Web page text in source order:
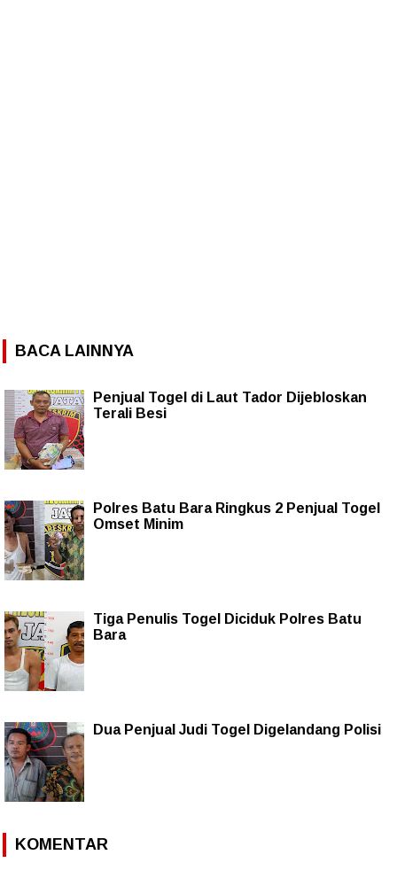
BACA LAINNYA
Penjual Togel di Laut Tador Dijebloskan
Terali Besi
Polres Batu Bara Ringkus 2 Penjual Togel
Omset Minim
Tiga Penulis Togel Diciduk Polres Batu
Bara
Dua Penjual Judi Togel Digelandang Polisi
KOMENTAR